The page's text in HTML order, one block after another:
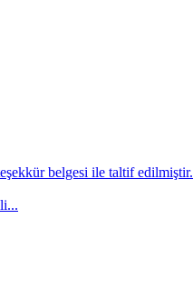
belgesi ile taltif edilmiştir.